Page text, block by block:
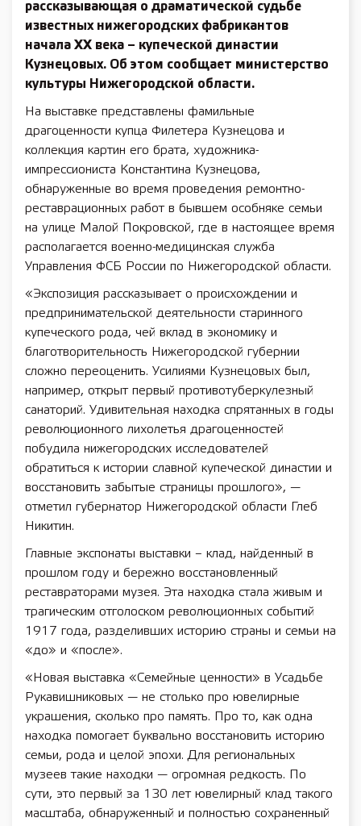
рассказывающая о драматической судьбе
известных нижегородских фабрикантов
начала XX века – купеческой династии
Кузнецовых. Об этом сообщает министерство
культуры Нижегородской области.
На выставке представлены фамильные
драгоценности купца Филетера Кузнецова и
коллекция картин его брата, художника-
импрессиониста Константина Кузнецова,
обнаруженные во время проведения ремонтно-
реставрационных работ в бывшем особняке семьи
на улице Малой Покровской, где в настоящее время
располагается военно-медицинская служба
Управления ФСБ России по Нижегородской области.
«Экспозиция рассказывает о происхождении и
предпринимательской деятельности старинного
купеческого рода, чей вклад в экономику и
благотворительность Нижегородской губернии
сложно переоценить. Усилиями Кузнецовых был,
например, открыт первый противотуберкулезный
санаторий. Удивительная находка спрятанных в годы
революционного лихолетья драгоценностей
побудила нижегородских исследователей
обратиться к истории славной купеческой династии и
восстановить забытые страницы прошлого», —
отметил губернатор Нижегородской области Глеб
Никитин.
Главные экспонаты выставки – клад, найденный в
прошлом году и бережно восстановленный
реставраторами музея. Эта находка стала живым и
трагическим отголоском революционных событий
1917 года, разделивших историю страны и семьи на
«до» и «после».
«Новая выставка «Семейные ценности» в Усадьбе
Рукавишниковых — не столько про ювелирные
украшения, сколько про память. Про то, как одна
находка помогает буквально восстановить историю
семьи, рода и целой эпохи. Для региональных
музеев такие находки — огромная редкость. По
сути, это первый за 130 лет ювелирный клад такого
масштаба, обнаруженный и полностью сохраненный